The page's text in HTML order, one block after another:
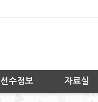
선수정보 자료실